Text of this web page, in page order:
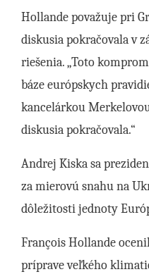
Hollande považuje pri
diskusia pokračovala v
riešenia. „Toto
báze európskych
kancelárkou
diskusia pokračovala.“
Andrej Kiska sa
za mierovú snahu na
dôležitosti jednoty
François Hollande
príprave veľkého